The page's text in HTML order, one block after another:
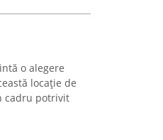
o alegere
locație de
cadru potrivit